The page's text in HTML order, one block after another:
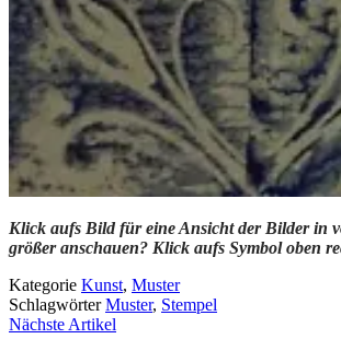
Klick aufs Bild für eine Ansicht der Bilder in
größer anschauen? Klick aufs Symbol oben
Kategorie Kunst, Muster
SchlagwörterMuster, Stempel
Nächste Artikel